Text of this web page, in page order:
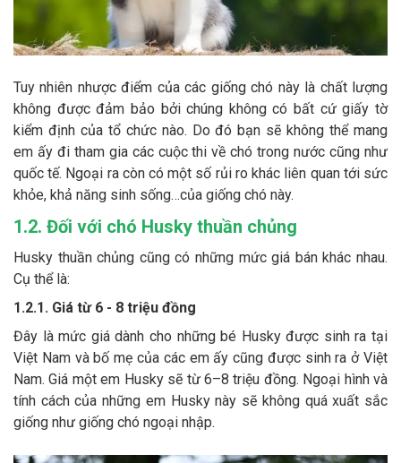
Tuy nhiên nhược điểm của các giống chó này là chất lượng
không được đảm bảo bởi chúng không có bất cứ giấy tờ
kiểm định của tổ chức nào. Do đó bạn sẽ không thể mang
em ấy đi tham gia các cuộc thi về chó trong nước cũng như
quốc tế. Ngoại ra còn có một số rủi ro khác liên quan tới sức
khỏe, khả năng sinh sống…của giống chó này.
1.2. Đối với chó Husky thuần chủng
Husky thuần chủng cũng có những mức giá bán khác nhau.
Cụ thể là:
1.2.1. Giá từ 6 - 8 triệu đồng
Đây là mức giá dành cho những bé Husky được sinh ra tại
Việt Nam và bố mẹ của các em ấy cũng được sinh ra ở Việt
Nam. Giá một em Husky sẽ từ 6–8 triệu đồng. Ngoại hình và
tính cách của những em Husky này sẽ không quá xuất sắc
giống như giống chó ngoại nhập.